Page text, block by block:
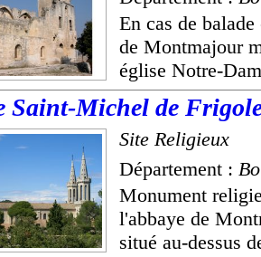
En cas de
de Montmajour
église Notre-
Saint-Michel de
Site Religieux
Département :
Monument
l'abbaye de
situé au-dessus